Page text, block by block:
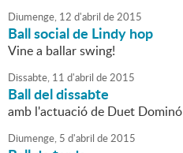
Diumenge, 12 d'abril de2015
Ball social de Lindy hop
Vine a ballar swing!
Dissabte, 11 d'abril de2015
Ball del dissabte
amb l'actuació de Duet Dominó
Diumenge, 5 d'abril de2015